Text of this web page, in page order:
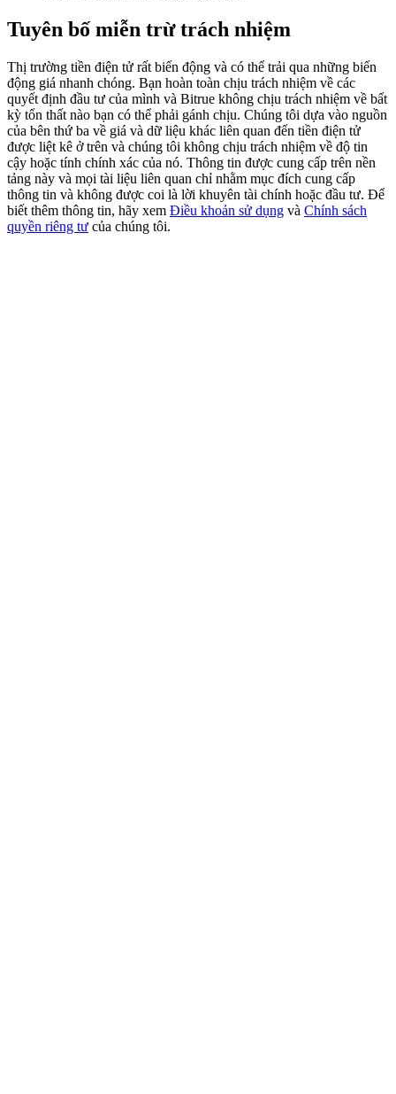
Register & Trade to Win 500,000 USDT
Precious Metals Trading Carnival
Trade Gold & Silver · 33,333 USDT Bonus
USDT New User Exclusive 10% APR
Tuyên bố miễn trừ trách nhiệm
Thị trường tiền điện tử rất biến động và có thể trải qua những biến
động giá nhanh chóng. Bạn hoàn toàn chịu trách nhiệm về các
quyết định đầu tư của mình và Bitrue không chịu trách nhiệm về bất
kỳ tổn thất nào bạn có thể phải gánh chịu. Chúng tôi dựa vào nguồn
của bên thứ ba về giá và dữ liệu khác liên quan đến tiền điện tử
được liệt kê ở trên và chúng tôi không chịu trách nhiệm về độ tin
cậy hoặc tính chính xác của nó. Thông tin được cung cấp trên nền
tảng này và mọi tài liệu liên quan chỉ nhằm mục đích cung cấp
thông tin và không được coi là lời khuyên tài chính hoặc đầu tư. Để
biết thêm thông tin, hãy xem Điều khoản sử dụng và Chính sách
quyền riêng tư của chúng tôi.